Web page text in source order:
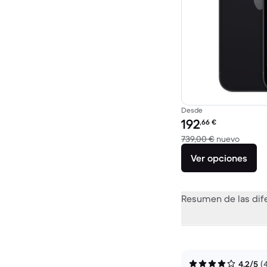
Desde
Precio reacondicionado:
192,66 €
739,00 € nuevoEl
Ver opciones
Resumen de las
4,2/5